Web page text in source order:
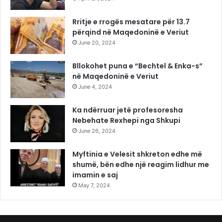
Rritje e rrogës mesatare për 13.7
përqind në Maqedoninë e Veriut
June 20, 2024
Bllokohet puna e “Bechtel & Enka-s”
në Maqedoninë e Veriut
June 4, 2024
Ka ndërruar jetë profesoresha
Nebehate Rexhepi nga Shkupi
June 26, 2024
Myftinia e Velesit shkreton edhe më
shumë, bën edhe një reagim lidhur me
imamin e saj
May 7, 2024